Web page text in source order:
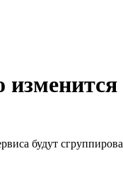
будут